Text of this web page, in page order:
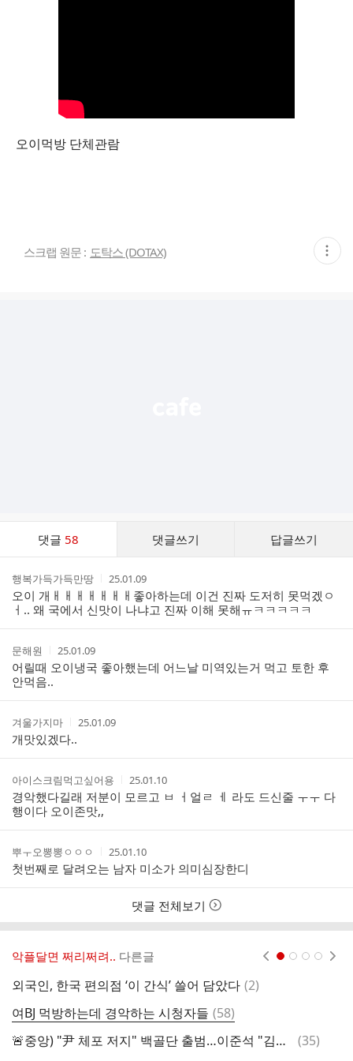
오이먹방 단체관람
스크랩 원문 : 도탁스 (DOTAX) 현
재
댓글 58 댓글쓰기 답글쓰기
트
작
성
자
행복가득가득만땅
작
성
시
간
25.01.09
오이 개ㅐㅐㅐㅐㅐㅐㅐ좋아하는데 이건 진짜 도저히 못먹겠ㅇ
ㅓ.. 왜 국에서 신맛이 나냐고 진짜 이해 못해ㅠㅋㅋㅋㅋㅋ
작
성
자
문해원
작
성
시
25.01.09
어릴때 오이냉국 좋아했는데 어느날 미역있는거 먹고 토한 후
안먹음..
작
성
자
겨울가지마
작
간
25.01.09
개맛있겠다..
작
성
자
아이스크림먹고싶어용
작
성
시
25.01.10
경악했다길래 저분이 모르고 ㅂ ㅓ얼ㄹ ㅔ 라도 드신줄 ㅜㅜ 다
행이다 오이존맛,,
작
성
자
뿌ㅜ오뽕뽕ㅇㅇㅇ
작
성
시
간
25.01.10
첫번째로 달려오는 남자 미소가 의미심장한디
댓글 전체보기
악플달면 쩌리쩌려.. 다른글
외국인, 한국 편의점 ‘이 간식’ 쓸어 담았다 댓
(2)
여BJ 먹방하는데 경악하는 시청자들 댓
글
(58)
🚨중앙) "尹 체포 저지" 백골단 출범…이준석 "김민전, 백골단 의미 모르나"
댓
(35)